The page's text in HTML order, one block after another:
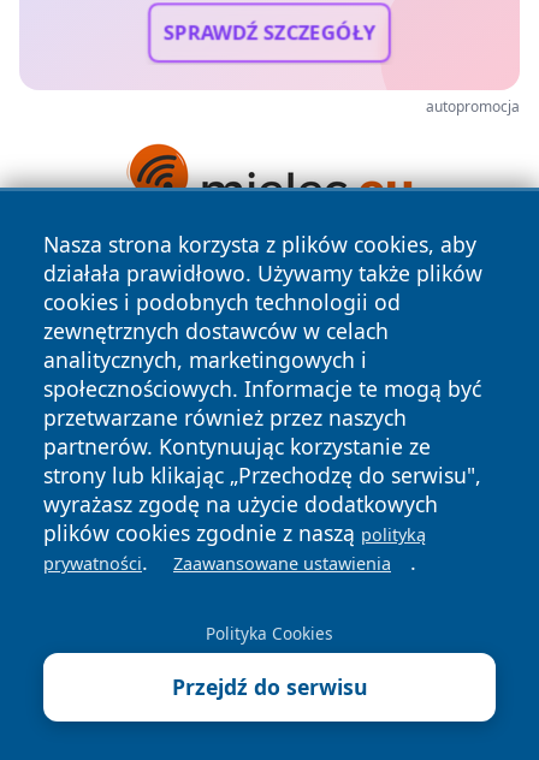
SPRAWDŹ SZCZEGÓŁY
autopromocja
Nasza strona korzysta z plików cookies, aby
działała prawidłowo. Używamy także plików
cookies i podobnych technologii od
zewnętrznych dostawców w celach
analitycznych, marketingowych i
społecznościowych. Informacje te mogą być
przetwarzane również przez naszych
partnerów. Kontynuując korzystanie ze
strony lub klikając „Przechodzę do serwisu",
wyrażasz zgodę na użycie dodatkowych
plików cookies zgodnie z naszą polityką
prywatności. Zaawansowane ustawienia .
Polityka Cookies
Przejdź do serwisu
Copyright © 2026 24piaseczno.pl Wszystkie prawa
zastrzeżone.
News Autorzy
Polityka
Prywatności
Polityka
Cookies